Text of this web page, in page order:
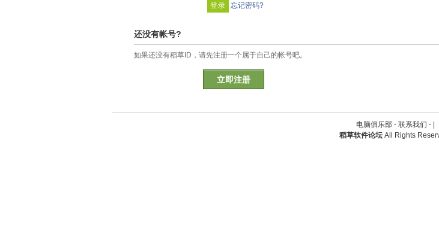
忘记密码?
还没有帐号?
如果还没有稻草ID，请先注册一个属于自己的帐号吧。
立即注册
电脑俱乐部 - 联系我们 -
稻草软件论坛 All Rights